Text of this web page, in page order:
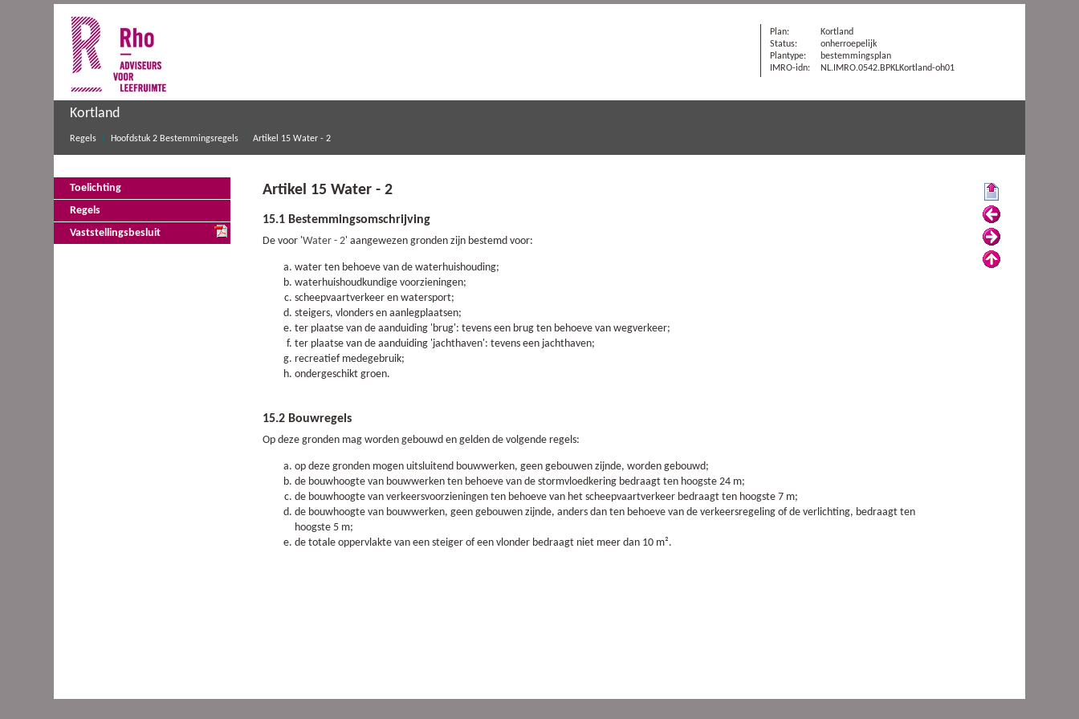
Kortland
Regels Hoofdstuk 2 Bestemmingsregels Artikel 15 Water - 2
Plan:
Kortland
Status:
onherroepelijk
Plantype:
bestemmingsplan
IMRO-idn:
NL.IMRO.0542.BPKLKortland-oh01
Toelichting
Regels
Vaststellingsbesluit
Artikel 15 Water - 2
15.1 Bestemmingsomschrijving
De voor 'Water - 2' aangewezen gronden zijn bestemd voor:
water ten behoeve van de waterhuishouding;
waterhuishoudkundige voorzieningen;
scheepvaartverkeer en watersport;
steigers, vlonders en aanlegplaatsen;
ter plaatse van de aanduiding 'brug': tevens een brug ten behoeve van wegverkeer;
ter plaatse van de aanduiding 'jachthaven': tevens een jachthaven;
recreatief medegebruik;
ondergeschikt groen.
15.2 Bouwregels
Op deze gronden mag worden gebouwd en gelden de volgende regels:
op deze gronden mogen uitsluitend bouwwerken, geen gebouwen zijnde, worden gebouwd;
de bouwhoogte van bouwwerken ten behoeve van de stormvloedkering bedraagt ten hoogste 24 m;
de bouwhoogte van verkeersvoorzieningen ten behoeve van het scheepvaartverkeer bedraagt ten hoogste 7 m;
de bouwhoogte van bouwwerken, geen gebouwen zijnde, anders dan ten behoeve van de verkeersregeling of de verlichting, bedraagt ten
hoogste 5 m;
de totale oppervlakte van een steiger of een vlonder bedraagt niet meer dan 10 m².